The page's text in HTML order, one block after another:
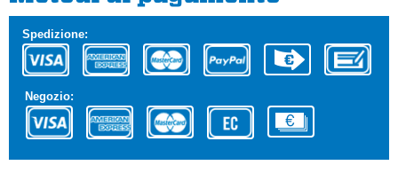
Spedizione:
Negozio: